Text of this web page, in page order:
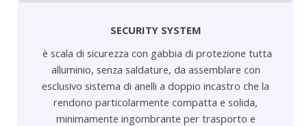
SECURITY SYSTEM
è scala di sicurezza con gabbia di protezione tutta
alluminio, senza saldature, da assemblare con
esclusivo sistema di anelli a doppio incastro che la
rendono particolarmente compatta e solida,
minimamente ingombrante per trasporto e